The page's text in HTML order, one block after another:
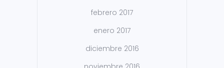
febrero 2017
enero 2017
diciembre 2016